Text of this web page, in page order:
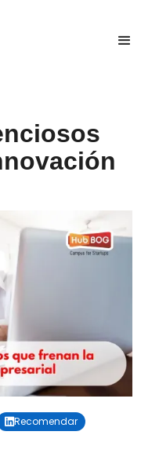
Recomendar